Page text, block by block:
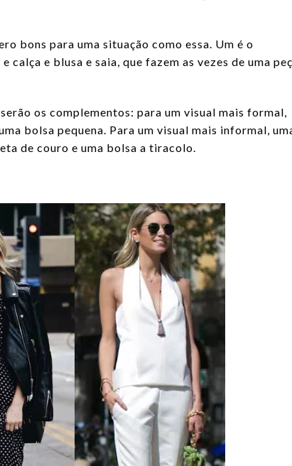
bons para uma situação como essa. Um é o
e blusa e saia, que fazem as vezes de uma
os complementos: para um visual mais formal,
bolsa pequena. Para um visual mais informal,
de couro e uma bolsa a tiracolo.